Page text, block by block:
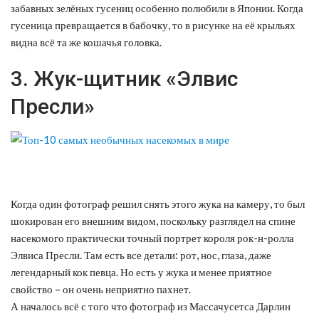
забавных зелёных гусениц особенно полюбили в Японии. Когда
гусеница превращается в бабочку, то в рисунке на её крыльях
видна всё та же кошачья головка.
3. Жук-щитник «Элвис
Пресли»
Когда один фотограф решил снять этого жука на камеру, то был
шокирован его внешним видом, поскольку разглядел на спине
насекомого практически точный портрет короля рок-н-ролла
Элвиса Пресли. Там есть все детали: рот, нос, глаза, даже
легендарный кок певца. Но есть у жука и менее приятное
свойство – он очень неприятно пахнет.
А началось всё с того что фотограф из Массачусетса Дарлин